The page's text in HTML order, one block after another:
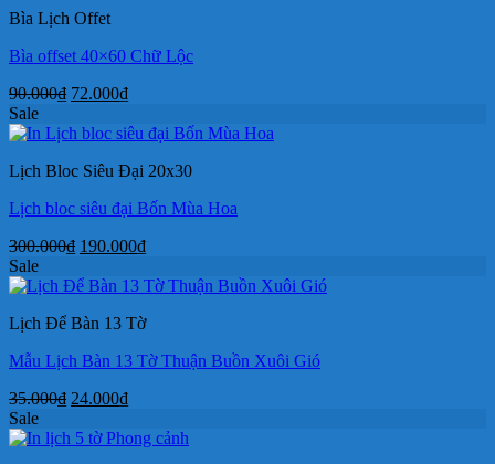
Bìa Lịch Offet
Bìa offset 40×60 Chữ Lộc
90.000₫ Giá
là:
72.000₫Giá
tại
72.000₫.
Sale
Lịch Bloc Siêu Đại 20x30
Lịch bloc siêu đại Bốn Mùa Hoa
300.000₫ Giá
là:
190.000₫Giá
tại
190.000₫.
Sale
Lịch Để Bàn 13 Tờ
Mẫu Lịch Bàn 13 Tờ Thuận Buồn Xuôi Gió
35.000₫ Giá
là:
24.000₫Giá
tại
Sale